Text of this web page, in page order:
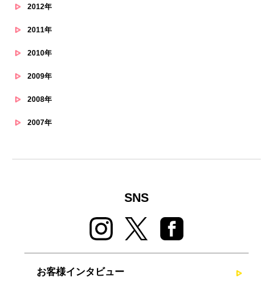
2012年
2011年
2010年
2009年
2008年
2007年
SNS
お客様インタビュー